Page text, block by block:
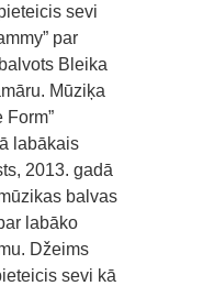
sevi
par
Bleika
Mūziķa
Form”
labākais
2013. gadā
balvas
labāko
Džeims
sevi kā